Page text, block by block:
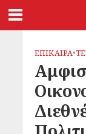
ΕΠΙΚΑΙΡΑ•